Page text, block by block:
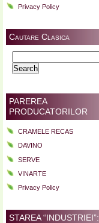
Privacy Policy
Cautare Clasica
for:
PAREREA
PRODUCATORILOR
CRAMELE RECAS
DAVINO
SERVE
VINARTE
Privacy Policy
STAREA “INDUSTRIEI”: